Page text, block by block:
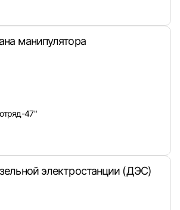
манипулятора
47"
электростанции (ДЭС)